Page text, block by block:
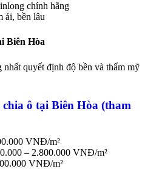
chính hãng
ái, bền lâu
Biên Hòa
quyết định độ bền và thẩm mỹ
ô tại Biên Hòa (tham
VNĐ/m²
– 2.800.000 VNĐ/m²
VNĐ/m²